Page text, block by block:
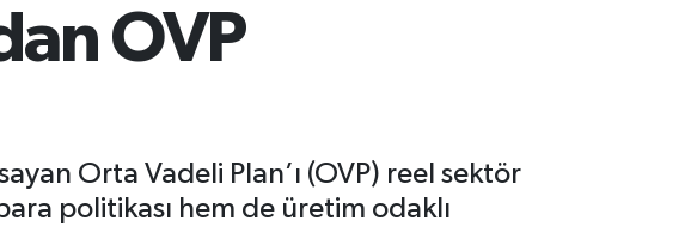
%-14
%-0.18OVP
Orta Vadeli Plan’ı (OVP) reel sektör
politikası hem de üretim odaklı